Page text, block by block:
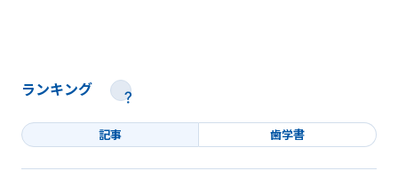
ランキング
記事 歯学書